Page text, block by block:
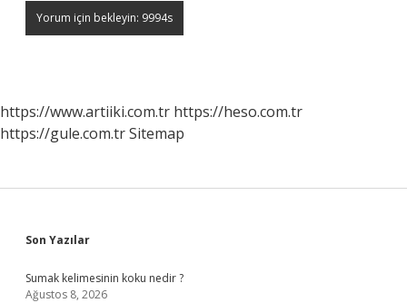
https://www.artiiki.com.tr https://heso.com.tr
https://gule.com.trSitemap
Sidebar
Son Yazılar
Sumak kelimesinin koku nedir ?
Ağustos 8, 2026